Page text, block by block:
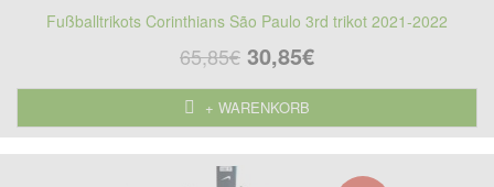
Fußballtrikots Corinthians São Paulo 3rd trikot 2021-2022
65,85€ 30,85€
+ WARENKORB